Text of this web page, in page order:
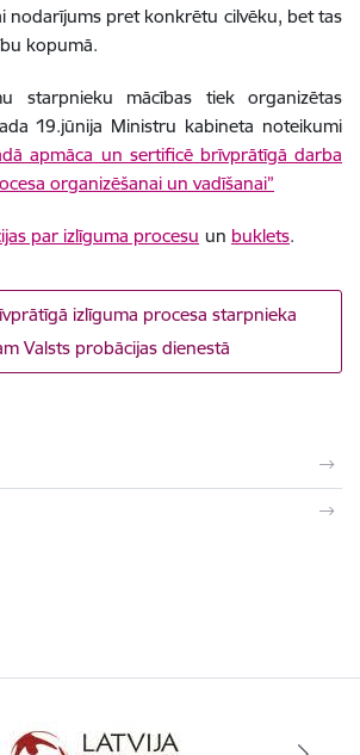
nodarījums pret konkrētu cilvēku, bet tas
kopumā.
starpnieku mācības tiek organizētas
19.jūnija Ministru kabineta noteikumi
apmāca un sertificē brīvprātīgā darba
organizēšanai un vadīšanai”
par izlīguma procesu un buklets.
izlīguma procesa starpnieka
Valsts probācijas dienestā